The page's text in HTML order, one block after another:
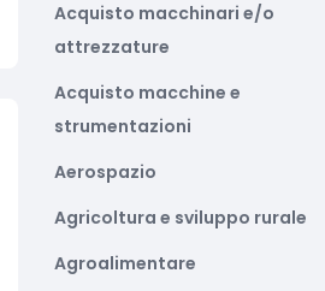
Acquisto macchinari e/o
attrezzature
Acquisto macchine e
strumentazioni
Aerospazio
Agricoltura e sviluppo rurale
Agroalimentare